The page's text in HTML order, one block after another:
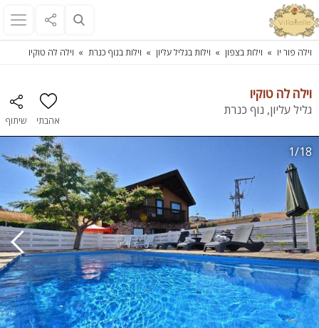
וילה פור יו וילות בצפון וילות בגליל עליון וילות בנוף כנרת וילה לה טוקיו
וילה לה טוקיו
גליל עליון, נוף כנרת
אהבתי שיתוף
1/18